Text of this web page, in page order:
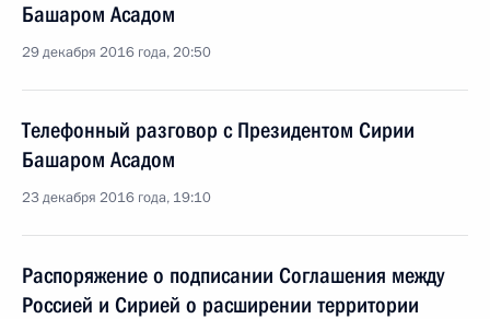
Башаром Асадом
29 декабря 2016 года, 20:50
Телефонный разговор с Президентом Сирии
Башаром Асадом
23 декабря 2016 года, 19:10
Распоряжение о подписании Соглашения между
Россией и Сирией о расширении территории